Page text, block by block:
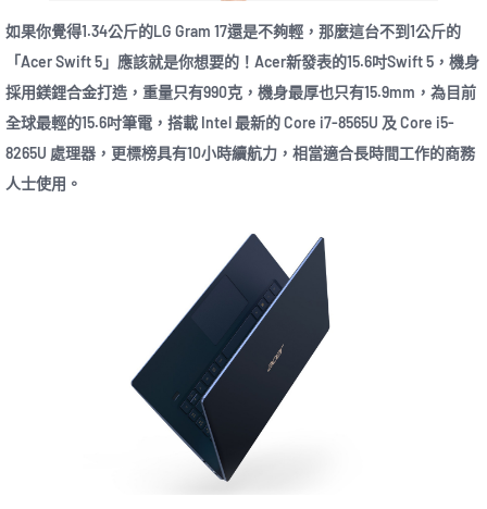
如果你覺得1.34公斤的LG Gram 17還是不夠輕，那麼這台不到1公斤的
「Acer Swift 5」應該就是你想要的！Acer新發表的15.6吋Swift 5，機身
採用鎂鋰合金打造，重量只有990克，機身最厚也只有15.9mm，為目前
全球最輕的15.6吋筆電，搭載 Intel 最新的 Core i7-8565U 及 Core i5-
8265U 處理器，更標榜具有10小時續航力，相當適合長時間工作的商務
人士使用。